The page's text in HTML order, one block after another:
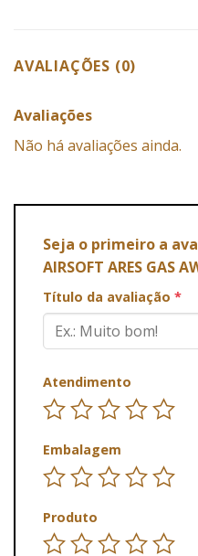
AVALIAÇÕES (0)
Avaliações
Não há avaliações ainda.
Seja o primeiro a
AIRSOFT ARES GAS
Título da avaliação *
Atendimento
Embalagem
Produto